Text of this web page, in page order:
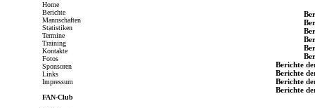
Home
Berichte
Mannschaften
Statistiken
Termine
Training
Kontakte
Fotos
Sponsoren
Links
Impressum
FAN-Club
Berichte
Berichte
Berichte
Berichte